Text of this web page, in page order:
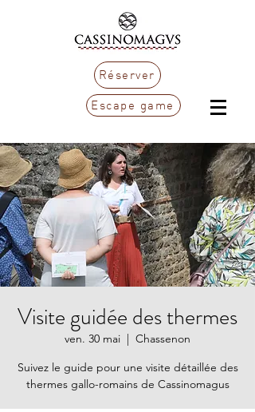
Réserver
Escape game
Visite guidée des thermes
ven. 30 mai
  |
Chassenon
Suivez le guide pour une visite détaillée des
thermes gallo-romains de Cassinomagus